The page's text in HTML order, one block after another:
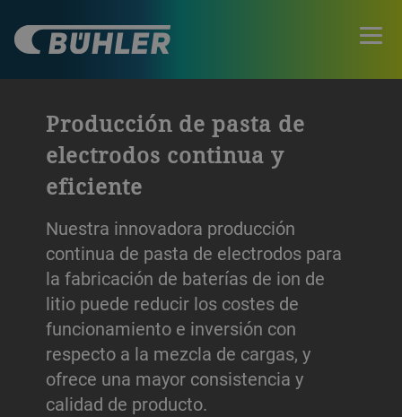
Producción de pasta de
electrodos continua y
eficiente
Nuestra innovadora producción
continua de pasta de electrodos para
la fabricación de baterías de ion de
litio puede reducir los costes de
funcionamiento e inversión con
respecto a la mezcla de cargas, y
ofrece una mayor consistencia y
calidad de producto.